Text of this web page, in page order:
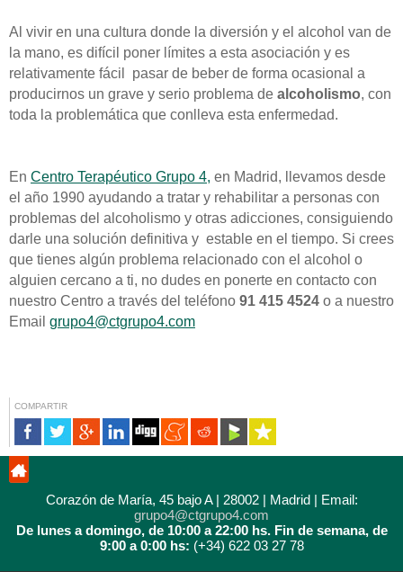
Al vivir en una cultura donde la diversión y el alcohol van de
la mano, es difícil poner límites a esta asociación y es
relativamente fácil pasar de beber de forma ocasional a
producirnos un grave y serio problema de alcoholismo, con
toda la problemática que conlleva esta enfermedad.
En Centro Terapéutico Grupo 4, en Madrid, llevamos desde
el año 1990 ayudando a tratar y rehabilitar a personas con
problemas del alcoholismo y otras adicciones, consiguiendo
darle una solución definitiva y estable en el tiempo. Si crees
que tienes algún problema relacionado con el alcohol o
alguien cercano a ti, no dudes en ponerte en contacto con
nuestro Centro a través del teléfono 91 415 4524 o a nuestro
Email grupo4@ctgrupo4.com
COMPARTIR
Corazón de María, 45 bajo A | 28002 | Madrid | Email:
grupo4@ctgrupo4.com
De lunes a domingo, de 10:00 a 22:00 hs. Fin de semana, de
9:00 a 0:00 hs: (+34) 622 03 27 78